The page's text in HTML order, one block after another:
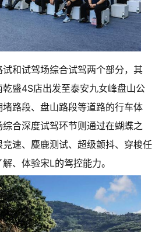
试和试驾场综合试驾两个部分，其
盛4S店出发至泰安九女峰盘山公
路段、盘山路段等道路的行车体
合深度试驾环节则通过在蝴蝶之
速、麋鹿测试、超级颤抖、穿梭任
、体验宋L的驾控能力。